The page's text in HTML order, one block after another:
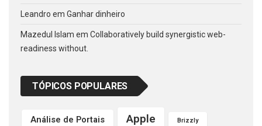
Leandro em Ganhar dinheiro
Mazedul Islam em Collaboratively build synergistic web-
readiness without.
TÓPICOS POPULARES
Análise de Portais Apple Brizzly